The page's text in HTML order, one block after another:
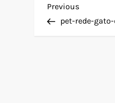
N
Previous
Post
Previous
pet-rede-